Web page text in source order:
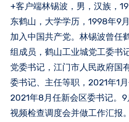
+客户端林锡波，男，汉族，
东鹤山，大学学历，1998年9
加入中国共产党。林锡波曾任
组成员，鹤山工业城党工委书
党委书记，江门市人民政府国
委书记、主任等职，2021年1
2021年8月任新会区委书记。
视频检查调度会并做工作汇报